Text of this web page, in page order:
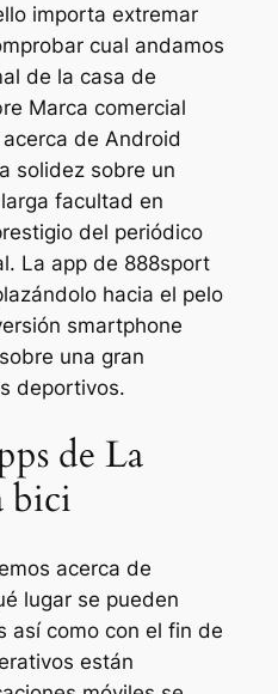
importa extremar
cual andamos
de la casa de
Marca comercial
de Android
solidez sobre un
facultad en
del periódico
La app de 888sport
hacia el pelo
smartphone
una gran
deportivos.
de La
bici
acerca de
lugar se pueden
así­ como con el fin de
están